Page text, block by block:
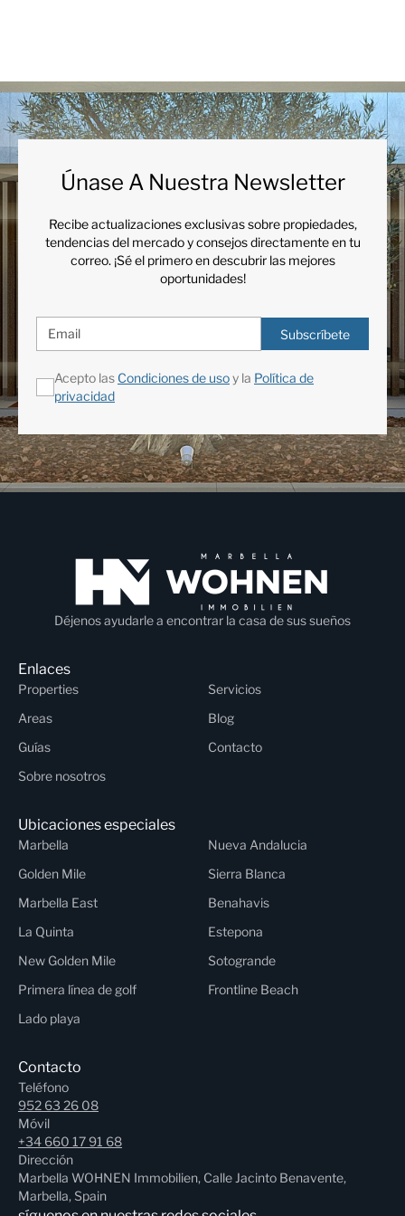
partes)
Únase A Nuestra Newsletter
Recibe actualizaciones exclusivas sobre propiedades,
tendencias del mercado y consejos directamente en tu
correo. ¡Sé el primero en descubrir las mejores
oportunidades!
Subscríbete
Acepto las Condiciones de usoy la Política de
privacidad
Déjenos ayudarle a encontrar la casa de sus sueños
Enlaces
Properties
Servicios
Areas
Blog
Guías
Contacto
Sobre nosotros
Ubicaciones especiales
Marbella
Nueva Andalucia
Golden Mile
Sierra Blanca
Marbella East
Benahavis
La Quinta
Estepona
New Golden Mile
Sotogrande
Primera línea de golf
Frontline Beach
Lado playa
Contacto
Teléfono
952 63 26 08
Móvil
+34 660 17 91 68
Dirección
Marbella WOHNEN Immobilien, Calle Jacinto Benavente,
Marbella, Spain